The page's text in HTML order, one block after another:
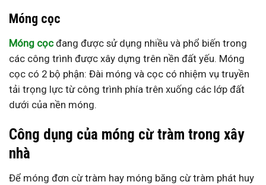
Móng cọc
Móng cọcđang được sử dụng nhiều và phổ biến trong
các công trình được xây dựng trên nền đất yếu. Móng
cọc có 2 bộ phận: Đài móng và cọc có nhiệm vụ truyền
tải trọng lực từ công trình phía trên xuống các lớp đất
dưới của nền móng.
Công dụng của móng cừ tràm trong xây
nhà
Để móng đơn cừ tràm hay móng băng cừ tràm phát huy